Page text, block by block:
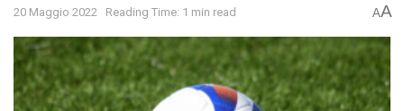
20 Maggio 2022 Reading Time: 1 min read AA